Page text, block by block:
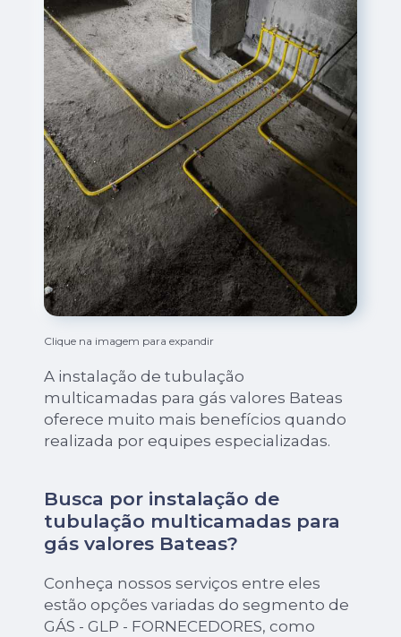
Clique na imagem para expandir
A instalação de tubulação
multicamadas para gás valores Bateas
oferece muito mais benefícios quando
realizada por equipes especializadas.
Busca por instalação de
tubulação multicamadas para
gás valores Bateas?
Conheça nossos serviços entre eles
estão opções variadas do segmento de
GÁS - GLP - FORNECEDORES, como